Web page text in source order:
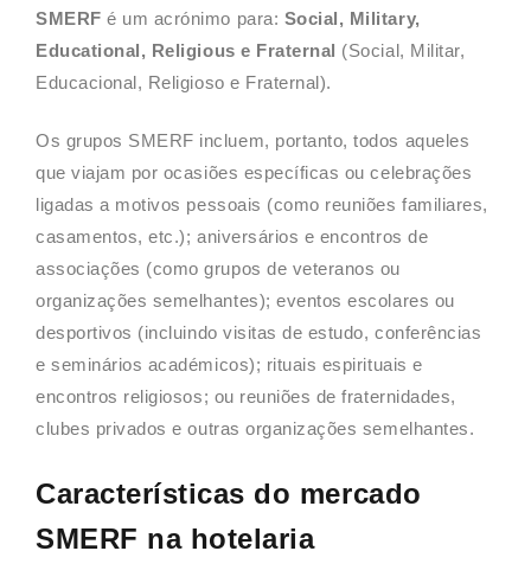
SMERF é um acrónimo para: Social, Military,
Educational, Religious e Fraternal (Social, Militar,
Educacional, Religioso e Fraternal).
Os grupos SMERF incluem, portanto, todos aqueles
que viajam por ocasiões específicas ou celebrações
ligadas a motivos pessoais (como reuniões familiares,
casamentos, etc.); aniversários e encontros de
associações (como grupos de veteranos ou
organizações semelhantes); eventos escolares ou
desportivos (incluindo visitas de estudo, conferências
e seminários académicos); rituais espirituais e
encontros religiosos; ou reuniões de fraternidades,
clubes privados e outras organizações semelhantes.
Características do mercado
SMERF na hotelaria